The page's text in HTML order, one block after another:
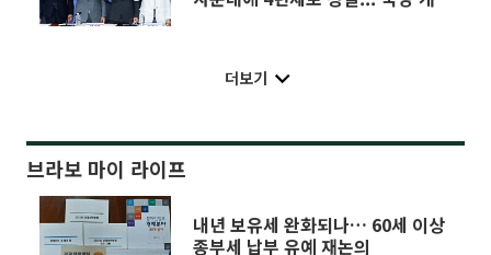
더보기
브라보 마이 라이프
내년 보유세 완화되나… 60세 이상
종부세 납부 유예 재논의